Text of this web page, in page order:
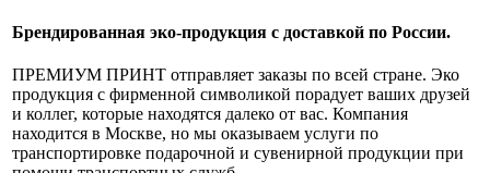
Брендированная эко-продукция с доставкой по России.
ПРЕМИУМ ПРИНТ отправляет заказы по всей стране. Эко
продукция с фирменной символикой порадует ваших друзей
и коллег, которые находятся далеко от вас. Компания
находится в Москве, но мы оказываем услуги по
транспортировке подарочной и сувенирной продукции при